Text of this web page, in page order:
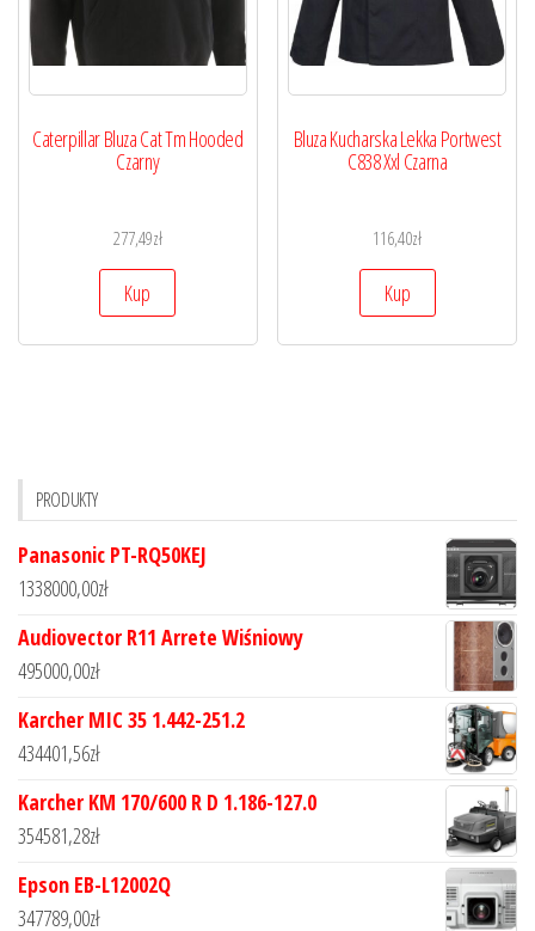
Caterpillar Bluza Cat Tm Hooded
Czarny
277,49zł
Kup
Bluza Kucharska Lekka Portwest
C838 Xxl Czarna
116,40zł
Kup
PRODUKTY
Panasonic PT-RQ50KEJ
1338000,00zł
Audiovector R11 Arrete Wiśniowy
495000,00zł
Karcher MIC 35 1.442-251.2
434401,56zł
Karcher KM 170/600 R D 1.186-127.0
354581,28zł
Epson EB-L12002Q
347789,00zł